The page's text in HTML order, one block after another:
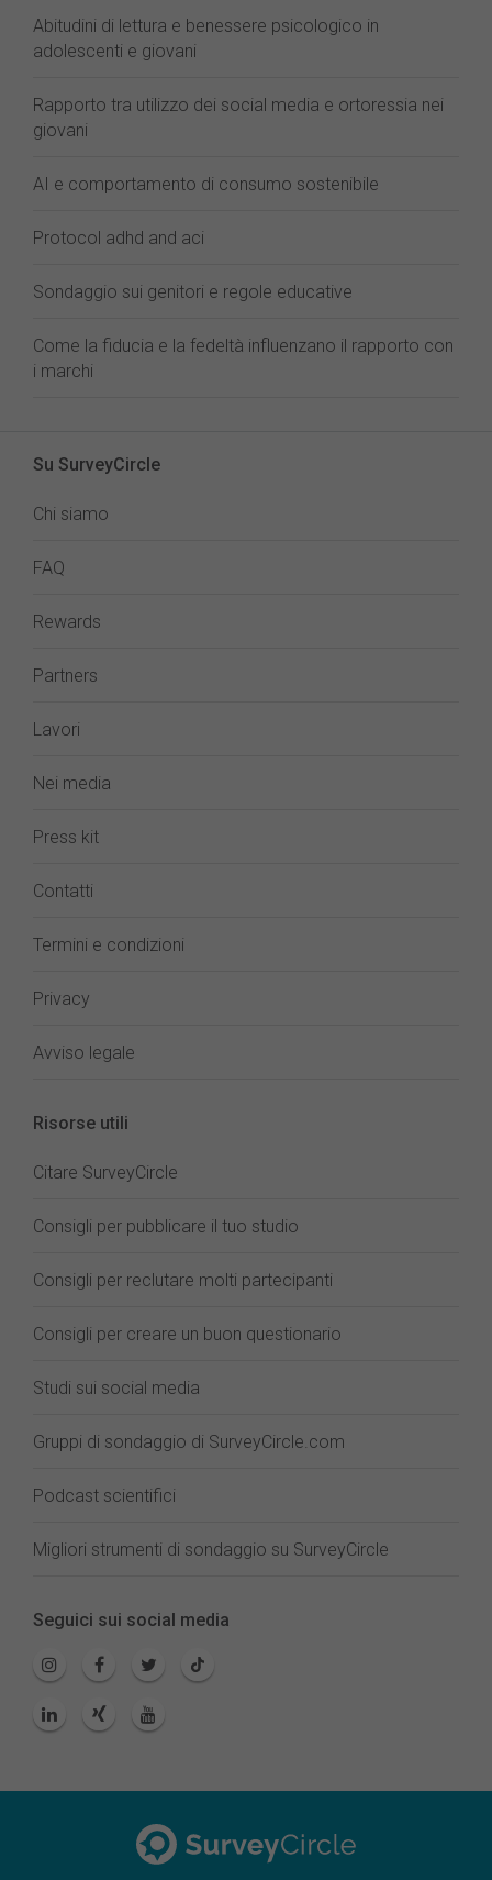
Abitudini di lettura e benessere psicologico in
adolescenti e giovani
Rapporto tra utilizzo dei social media e ortoressia nei
giovani
AI e comportamento di consumo sostenibile
Protocol adhd and aci
Sondaggio sui genitori e regole educative
Come la fiducia e la fedeltà influenzano il rapporto con
i marchi
Su SurveyCircle
Chi siamo
FAQ
Rewards
Partners
Lavori
Nei media
Press kit
Contatti
Termini e condizioni
Privacy
Avviso legale
Risorse utili
Citare SurveyCircle
Consigli per pubblicare il tuo studio
Consigli per reclutare molti partecipanti
Consigli per creare un buon questionario
Studi sui social media
Gruppi di sondaggio di SurveyCircle.com
Podcast scientifici
Migliori strumenti di sondaggio su SurveyCircle
Seguici sui social media